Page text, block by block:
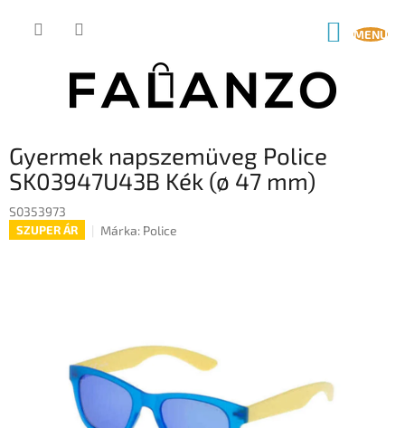
KOSÁR
Gyermek napszemüveg Police
SK03947U43B Kék (ø 47 mm)
S0353973
SZUPER ÁR Márka: Police